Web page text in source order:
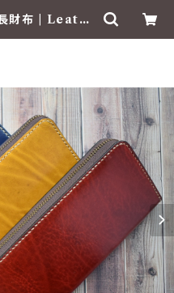
財布 | Leathe